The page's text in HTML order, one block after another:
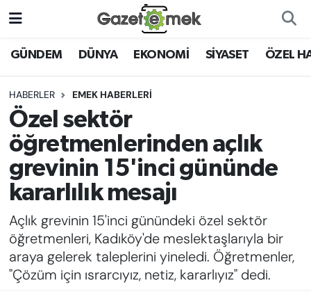
GÜNDEM DÜNYA EKONOMİ SİYASET ÖZEL
HABERLER EMEK HABERLERİ
Özel sektör
öğretmenlerinden açlık
grevinin 15'inci gününde
kararlılık mesajı
Açlık grevinin 15'inci günündeki özel sektör
öğretmenleri, Kadıköy'de meslektaşlarıyla bir
araya gelerek taleplerini yineledi. Öğretmenler,
"Çözüm için ısrarcıyız, netiz, kararlıyız" dedi.
DÜNYA
EKONOMİ
EMEK HABERLERİ
YENİ MEDYADA EMEK
GAZETECİLİĞİNİ GELİŞTİRMEK
FAYDALI BİLGİLER
GÜNDEM
EĞİTİM
Nöbetçi Eczaneler
Hava Durumu
İstanbul Namaz Vakitleri
Trafik Durumu
Süper Lig Puan Durumu ve Fikstür
Tüm Manşetler
Son Dakika Haberleri